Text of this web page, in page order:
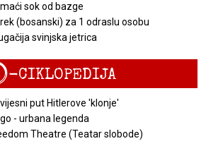
sok od bazge
(bosanski) za 1 odraslu osobu
svinjska jetrica
-CIKLOPEDIJA
put Hitlerove 'klonje'
- urbana legenda
Theatre (Teatar slobode)